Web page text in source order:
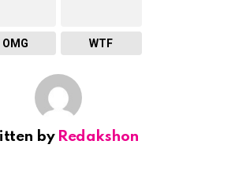
OMG WTF
by Redakshon